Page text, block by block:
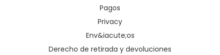
Pagos
Privacy
Env&iacute;os
Derecho de retirada y devoluciones